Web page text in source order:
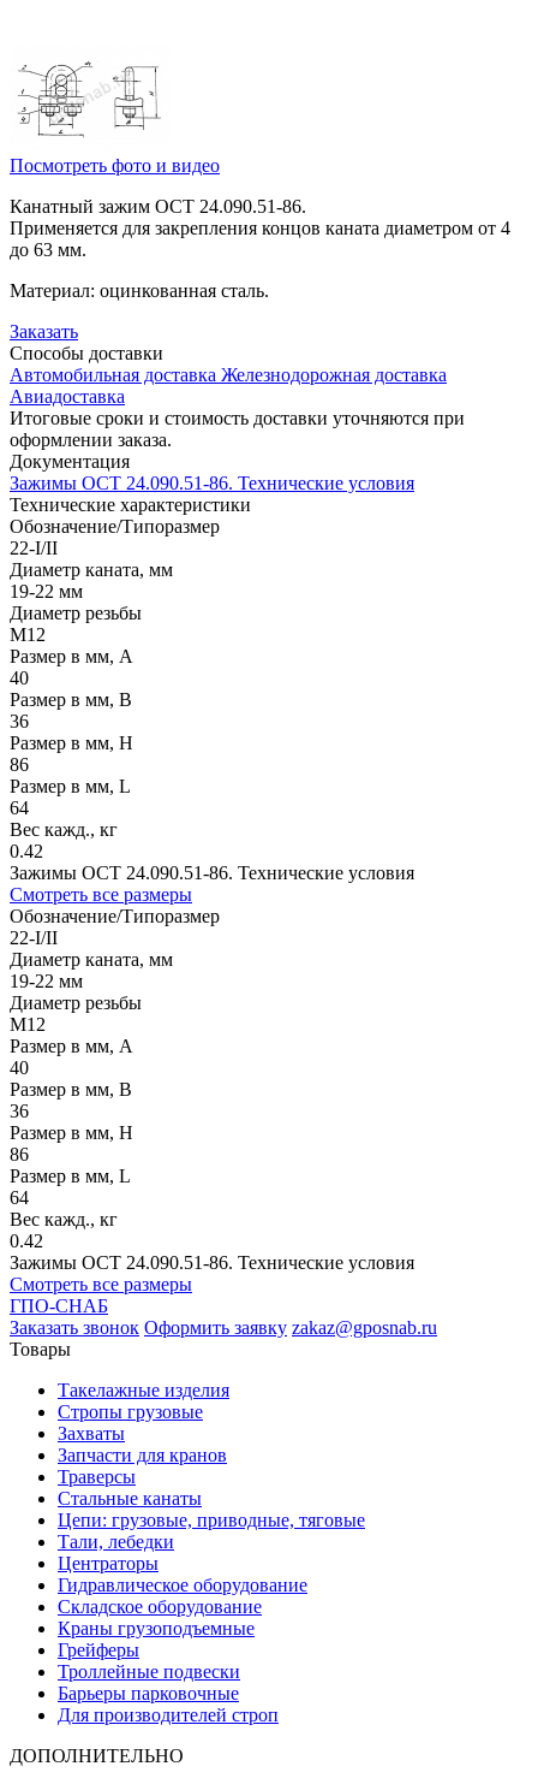
Посмотреть фото и видео
Канатный зажим ОСТ 24.090.51-86.
Применяется для закрепления концов каната диаметром от 4
до 63 мм.
Материал: оцинкованная сталь.
Заказать
Способы доставки
Автомобильная доставка Железнодорожная доставка
Авиадоставка
Итоговые сроки и стоимость доставки уточняются при
оформлении заказа.
Документация
Зажимы ОСТ 24.090.51-86. Технические условия
Технические характеристики
Обозначение/Типоразмер
22-I/II
Диаметр каната, мм
19-22 мм
Диаметр резьбы
М12
Размер в мм, A
40
Размер в мм, B
36
Размер в мм, H
86
Размер в мм, L
64
Вес кажд., кг
0.42
Зажимы ОСТ 24.090.51-86. Технические условия
Смотреть все размеры
Обозначение/Типоразмер
22-I/II
Диаметр каната, мм
19-22 мм
Диаметр резьбы
М12
Размер в мм, A
40
Размер в мм, B
36
Размер в мм, H
86
Размер в мм, L
64
Вес кажд., кг
0.42
Зажимы ОСТ 24.090.51-86. Технические условия
Смотреть все размеры
ГПО-СНАБ
Заказать звонок Оформить заявку zakaz@gposnab.ru
Товары
Такелажные изделия
Стропы грузовые
Захваты
Запчасти для кранов
Траверсы
Стальные канаты
Цепи: грузовые, приводные, тяговые
Тали, лебедки
Центраторы
Гидравлическое оборудование
Складское оборудование
Краны грузоподъемные
Грейферы
Троллейные подвески
Барьеры парковочные
Для производителей строп
ДОПОЛНИТЕЛЬНО